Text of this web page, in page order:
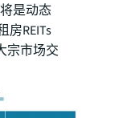
是动态
房REITs
宗市场交